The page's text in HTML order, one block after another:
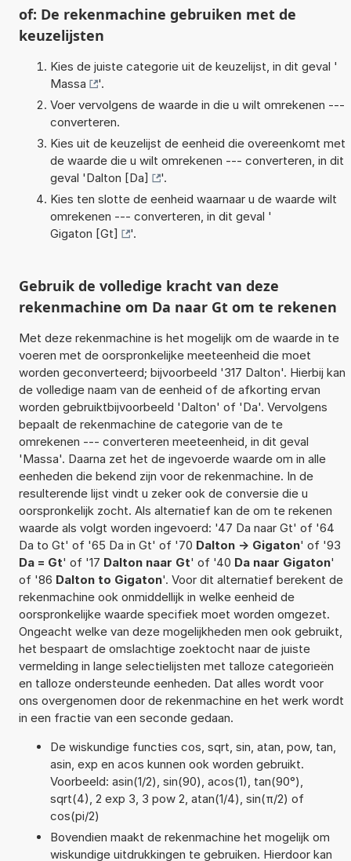
of: De rekenmachine gebruiken met de
keuzelijsten
Kies de juiste categorie uit de keuzelijst, in dit geval '
Massa
'.
Voer vervolgens de waarde in die u wilt omrekenen ---
converteren.
Kies uit de keuzelijst de eenheid die overeenkomt met
de waarde die u wilt omrekenen --- converteren, in dit
geval 'Dalton [Da]
'.
Kies ten slotte de eenheid waarnaar u de waarde wilt
omrekenen --- converteren, in dit geval '
Gigaton [Gt]
'.
Gebruik de volledige kracht van deze
rekenmachine om Da naar Gt om te rekenen
Met deze rekenmachine is het mogelijk om de waarde in te
voeren met de oorspronkelijke meeteenheid die moet
worden geconverteerd; bijvoorbeeld '317 Dalton'. Hierbij kan
de volledige naam van de eenheid of de afkorting ervan
worden gebruiktbijvoorbeeld 'Dalton' of 'Da'. Vervolgens
bepaalt de rekenmachine de categorie van de te
omrekenen --- converteren meeteenheid, in dit geval
'Massa'. Daarna zet het de ingevoerde waarde om in alle
eenheden die bekend zijn voor de rekenmachine. In de
resulterende lijst vindt u zeker ook de conversie die u
oorspronkelijk zocht. Als alternatief kan de om te rekenen
waarde als volgt worden ingevoerd: '47 Da naar Gt' of '64
Da to Gt' of '65 Da in Gt' of '70 Dalton -> Gigaton' of '93
Da = Gt' of '17 Dalton naar Gt' of '40 Da naar Gigaton'
of '86 Dalton to Gigaton'. Voor dit alternatief berekent de
rekenmachine ook onmiddellijk in welke eenheid de
oorspronkelijke waarde specifiek moet worden omgezet.
Ongeacht welke van deze mogelijkheden men ook gebruikt,
het bespaart de omslachtige zoektocht naar de juiste
vermelding in lange selectielijsten met talloze categorieën
en talloze ondersteunde eenheden. Dat alles wordt voor
ons overgenomen door de rekenmachine en het werk wordt
in een fractie van een seconde gedaan.
De wiskundige functies cos, sqrt, sin, atan, pow, tan,
asin, exp en acos kunnen ook worden gebruikt.
Voorbeeld: asin(1/2), sin(90), acos(1), tan(90°),
sqrt(4), 2 exp 3, 3 pow 2, atan(1/4), sin(π/2) of
cos(pi/2)
Bovendien maakt de rekenmachine het mogelijk om
wiskundige uitdrukkingen te gebruiken. Hierdoor kan